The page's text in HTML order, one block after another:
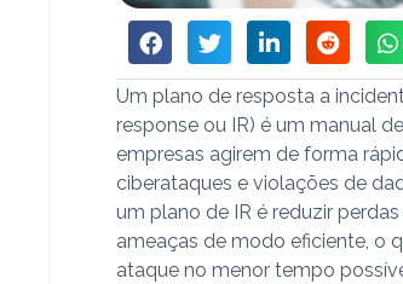
Um plano de resposta a
response ou IR) é um manual
empresas agirem de forma
ciberataques e violações de
um plano de IR é reduzir
ameaças de modo eficiente, o
ataque no menor tempo